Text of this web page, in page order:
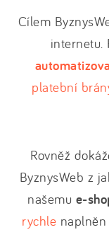
Cílem
internetu.
platební
Rovněž
ByznysWeb z
našemu e-
rychle